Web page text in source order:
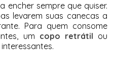
encher sempre que quiser.
levarem suas canecas a
Para quem consome
um copo retrátil ou